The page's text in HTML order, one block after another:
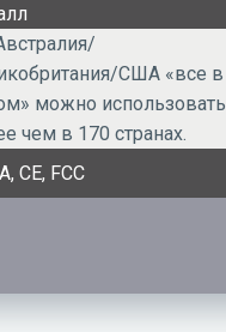
США «все в
можно использовать
чем в 170 странах.
CE, FCC